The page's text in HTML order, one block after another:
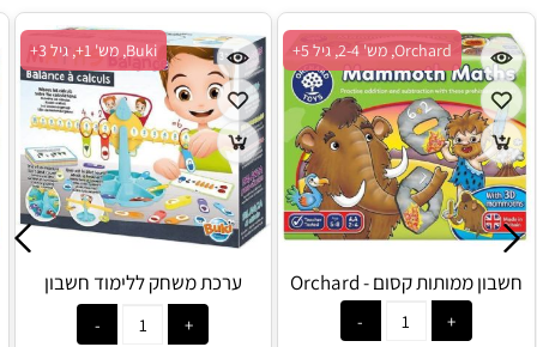
Buki, מש' 1+, גיל 3+
ערכת משחק ללימוד חשבון
ומתמטיקה - Buki
Orchard, מש' 2-4, גיל 5+
חשבון ממותות קסום - Orchard